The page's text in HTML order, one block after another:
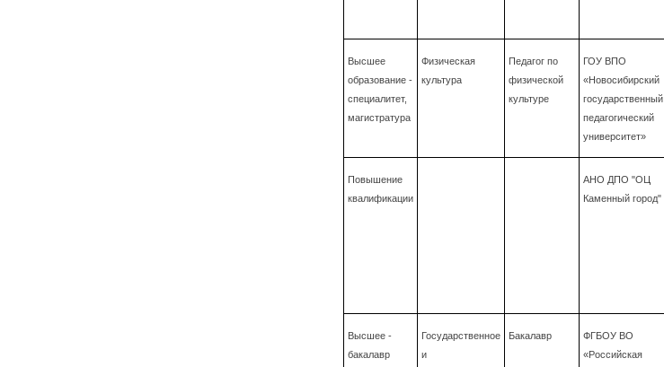
Высшее
образование -
специалитет,
магистратура
Физическая
культура
Педагог по
физической
культуре
ГОУ ВПО
«Новосибирский
государственный
педагогический
университет»
Повышение
квалификации
АНО ДПО "ОЦ
Каменный город"
Высшее -
бакалавр
Государственное
и
Бакалавр
ФГБОУ ВО
«Российская